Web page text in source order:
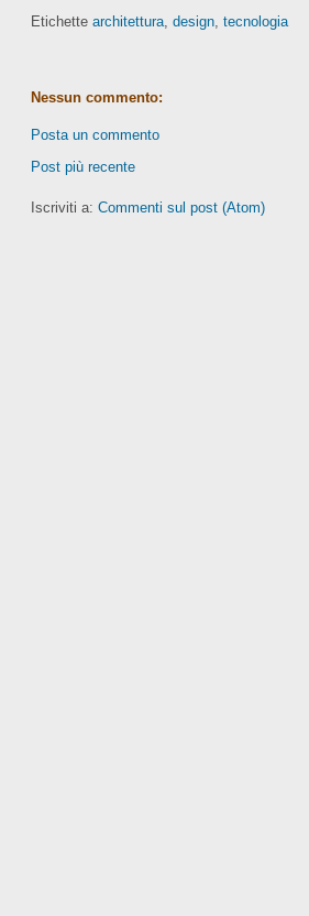
Etichette architettura, design, tecnologia
Nessun commento:
Posta un commento
Post più recente
Iscriviti a: Commenti sul post (Atom)